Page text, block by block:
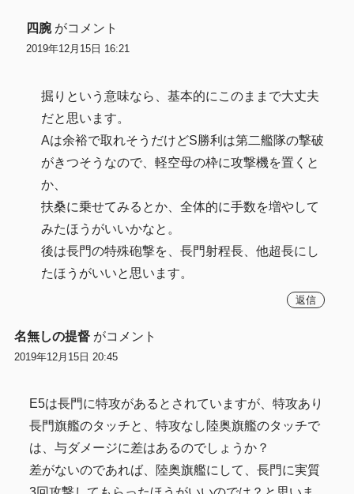
四腕 がコメント
2019年12月15日 16:21
掘りという意味なら、基本的にこのままで大丈夫
だと思います。
Aは余裕で取れそうだけどS勝利は第二艦隊の撃破
がきつそうなので、軽空母の枠に攻撃機を置くと
か、
扶桑に乗せてみるとか、全体的に手数を増やして
みたほうがいいかなと。
後は長門の特殊砲撃を、長門射程長、他超長にし
たほうがいいと思います。
返信
名無しの提督 がコメント
2019年12月15日 20:45
E5は長門に特攻があるとされていますが、特攻あり
長門旗艦のタッチと、特攻なし陸奥旗艦のタッチで
は、与ダメージに差はあるのでしょうか？
差がないのであれば、陸奥旗艦にして、長門に実質